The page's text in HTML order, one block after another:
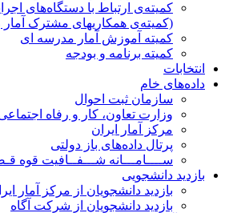
کمیته‌ی ارتباط با دستگاه‌های
(کمیته‌ی همکاریهای مشترک آمار
کمیته آموزش آمار مدرسه ای
کمیته برنامه و بودجه
انتخابات
داده‌های خام
سازمان ثبت احوال
وزارت تعاون، کار و رفاه اجتماعی
مرکز آمار ایران
پرتال داده‌های باز دولتی
ســــامـــانه شـــفــافیت قوه
بازدید دانشجویی
بازدید دانشجویان از مرکز آمار
بازدید دانشجویان از شرکت آگاه